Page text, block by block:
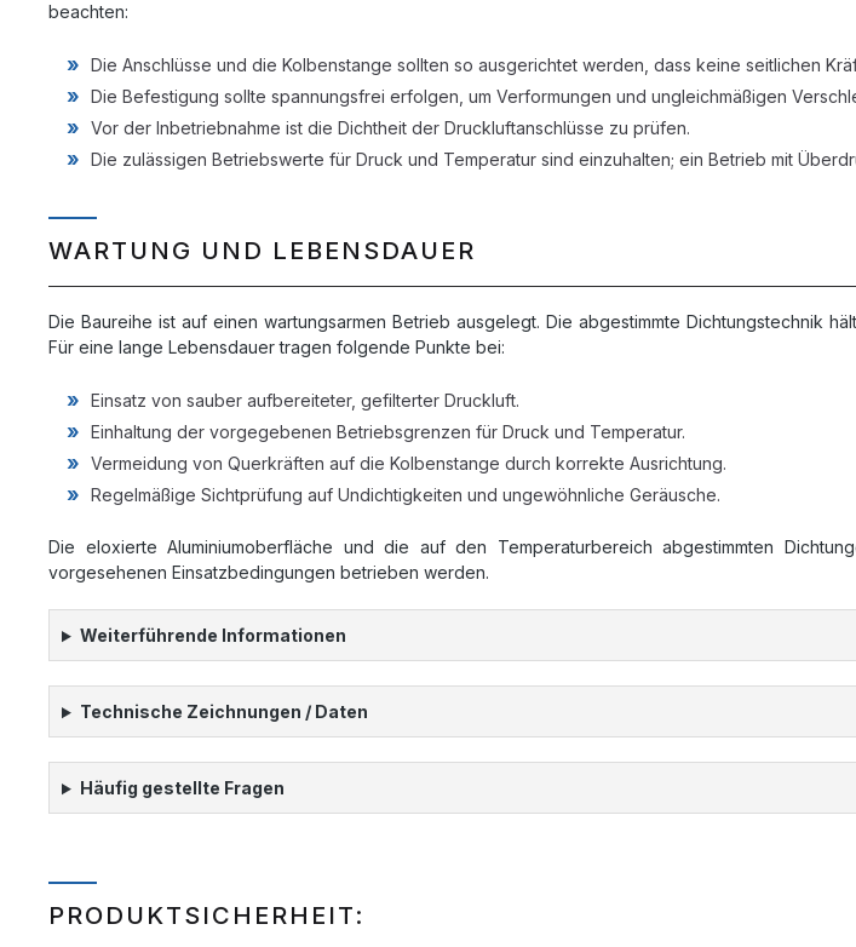
beachten:
Die Anschlüsse und die Kolbenstange sollten so ausgerichtet werden, dass keine seitlichen
Die Befestigung sollte spannungsfrei erfolgen, um Verformungen und ungleichmäßigen
Vor der Inbetriebnahme ist die Dichtheit der Druckluftanschlüsse zu prüfen.
Die zulässigen Betriebswerte für Druck und Temperatur sind einzuhalten; ein Betrieb mit
WARTUNG UND LEBENSDAUER
Die Baureihe ist auf einen wartungsarmen Betrieb ausgelegt. Die abgestimmte Dichtungstechnik
Für eine lange Lebensdauer tragen folgende Punkte bei:
Einsatz von sauber aufbereiteter, gefilterter Druckluft.
Einhaltung der vorgegebenen Betriebsgrenzen für Druck und Temperatur.
Vermeidung von Querkräften auf die Kolbenstange durch korrekte Ausrichtung.
Regelmäßige Sichtprüfung auf Undichtigkeiten und ungewöhnliche Geräusche.
Die eloxierte Aluminiumoberfläche und die auf den Temperaturbereich abgestimmten
vorgesehenen Einsatzbedingungen betrieben werden.
Weiterführende Informationen
Technische Zeichnungen / Daten
Häufig gestellte Fragen
PRODUKTSICHERHEIT: